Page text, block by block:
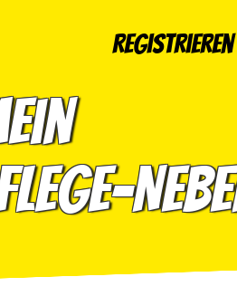
Registrieren